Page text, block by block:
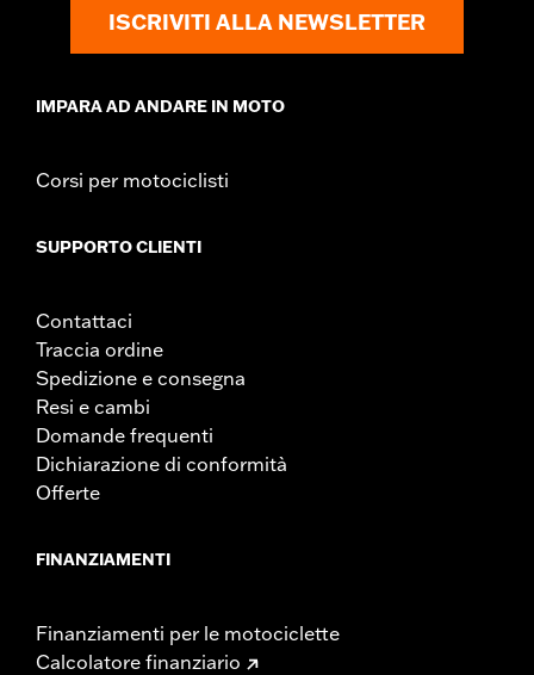
Contenuto della confezione:Pedane destra e sinistra e
ISCRIVITI ALLA NEWSLETTER
IMPARA AD ANDARE IN MOTO
Corsi per motociclisti
SUPPORTO CLIENTI
Contattaci
Traccia ordine
Spedizione e consegna
Resi e cambi
Domande frequenti
Dichiarazione di conformità
Offerte
FINANZIAMENTI
Finanziamenti per le motociclette
Calcolatore finanziario